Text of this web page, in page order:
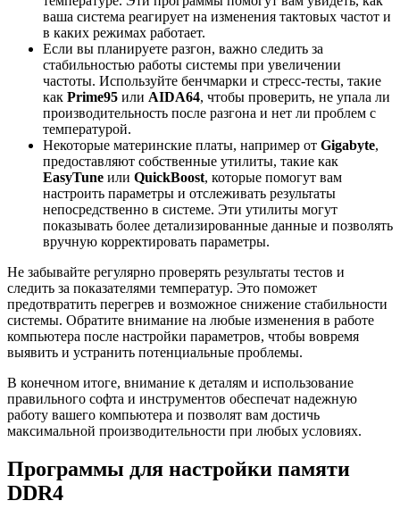
ваша система реагирует на изменения тактовых частот и
в каких режимах работает.
Если вы планируете разгон, важно следить за
стабильностью работы системы при увеличении
частоты. Используйте бенчмарки и стресс-тесты, такие
как Prime95 или AIDA64, чтобы проверить, не упала ли
производительность после разгона и нет ли проблем с
температурой.
Некоторые материнские платы, например от Gigabyte,
предоставляют собственные утилиты, такие как
EasyTune или QuickBoost, которые помогут вам
настроить параметры и отслеживать результаты
непосредственно в системе. Эти утилиты могут
показывать более детализированные данные и позволять
вручную корректировать параметры.
Не забывайте регулярно проверять результаты тестов и
следить за показателями температур. Это поможет
предотвратить перегрев и возможное снижение стабильности
системы. Обратите внимание на любые изменения в работе
компьютера после настройки параметров, чтобы вовремя
выявить и устранить потенциальные проблемы.
В конечном итоге, внимание к деталям и использование
правильного софта и инструментов обеспечат надежную
работу вашего компьютера и позволят вам достичь
максимальной производительности при любых условиях.
Программы для настройки памяти
DDR4